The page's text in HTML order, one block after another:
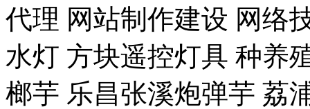
代理 网站制作建设 网络
水灯 方块遥控灯具 种养
榔芋 乐昌张溪炮弹芋 荔